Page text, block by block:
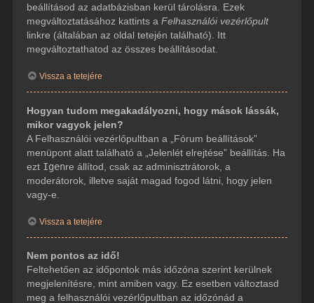
beállításod az adatbázisban kerül tárolásra. Ezek
megváltoztatásához kattints a Felhasználói vezérlőpult
linkre (általában az oldal tetején található). Itt
megváltoztathatod az összes beállításodat.
Vissza a tetejére
Hogyan tudom megakadályozni, hogy mások lássák,
mikor vagyok jelen?
A Felhasználói vezérlőpultban a „Fórum beállítások”
menüpont alatt található a „Jelenlét elrejtése” beállítás. Ha
ezt Igenre állítod, csak az adminisztrátorok, a
moderátorok, illetve saját magad fogod látni, hogy jelen
vagy-e.
Vissza a tetejére
Nem pontos az idő!
Feltehetően az időpontok más időzóna szerint kerülnek
megjelenítésre, mint amiben vagy. Ez esetben változtasd
meg a felhasználói vezérlőpultban az időzónád a